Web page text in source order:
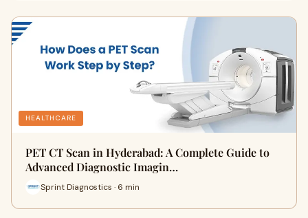
HEALTHCARE
PET CT Scan in Hyderabad: A Complete Guide to
Advanced Diagnostic Imagin…
Sprint Diagnostics · 6 min